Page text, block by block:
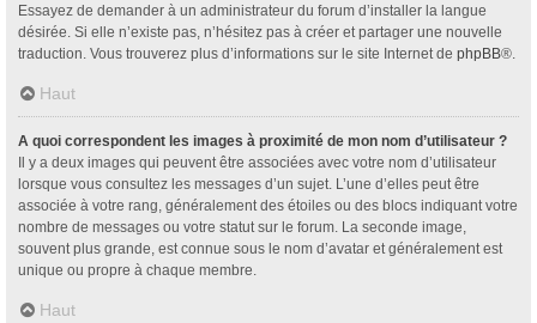
Essayez de demander à un administrateur du forum d’installer la langue
désirée. Si elle n’existe pas, n’hésitez pas à créer et partager une nouvelle
traduction. Vous trouverez plus d’informations sur le site Internet de phpBB®.
Haut
A quoi correspondent les images à proximité de mon nom d’utilisateur ?
Il y a deux images qui peuvent être associées avec votre nom d’utilisateur
lorsque vous consultez les messages d’un sujet. L’une d’elles peut être
associée à votre rang, généralement des étoiles ou des blocs indiquant votre
nombre de messages ou votre statut sur le forum. La seconde image,
souvent plus grande, est connue sous le nom d’avatar et généralement est
unique ou propre à chaque membre.
Haut